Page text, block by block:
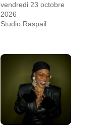
vendredi 23 octobre
2026
Studio Raspail